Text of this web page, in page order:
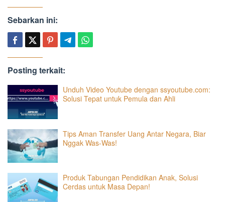
Sebarkan ini:
Posting terkait:
Unduh Video Youtube dengan ssyoutube.com:
Solusi Tepat untuk Pemula dan Ahli
Tips Aman Transfer Uang Antar Negara, Biar
Nggak Was-Was!
Produk Tabungan Pendidikan Anak, Solusi
Cerdas untuk Masa Depan!